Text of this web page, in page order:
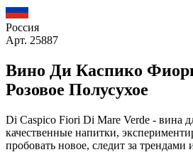
Россия
Арт. 25887
Вино Ди Каспико
Розовое Полусухое
Di Caspico Fiori Di Mare Verde - вина
качественные напитки,
пробовать новое, следит за трендами